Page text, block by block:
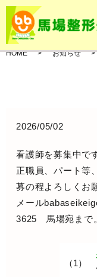
HOME お知らせ
2026/05/02
看護師を募集中で
正職員、パート等
募の程よろしくお
メール
3625 馬場宛まで。
（1）